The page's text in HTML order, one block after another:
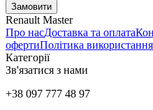
Замовити
Renault Master
Про насДоставка та оплата
офертиПолітика
Категорії
Зв'язатися з нами
+38 097 777 48 97